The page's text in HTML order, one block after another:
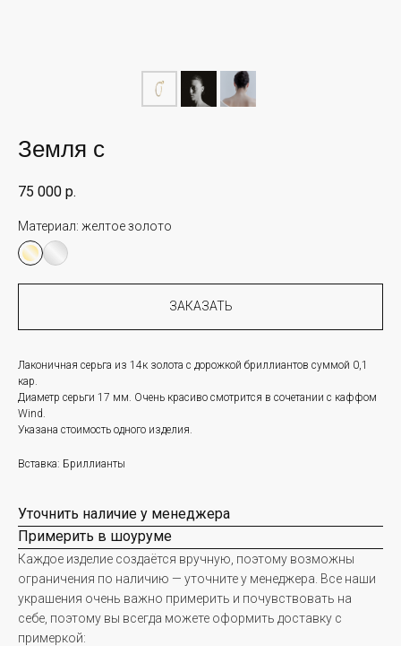
Земля с
75 000 р.
Материал: желтое золото
ЗАКАЗАТЬ
Лаконичная серьга из 14к золота с дорожкой бриллиантов суммой 0,1
кар.
Диаметр серьги 17 мм. Очень красиво смотрится в сочетании с каффом
Wind.
Указана стоимость одного изделия.
Вставка: Бриллианты
Уточнить наличие у менеджера
Примерить в шоуруме
Каждое изделие создаётся вручную, поэтому возможны
ограничения по наличию — уточните у менеджера. Все наши
украшения очень важно примерить и почувствовать на
себе, поэтому вы всегда можете оформить доставку с
примеркой: